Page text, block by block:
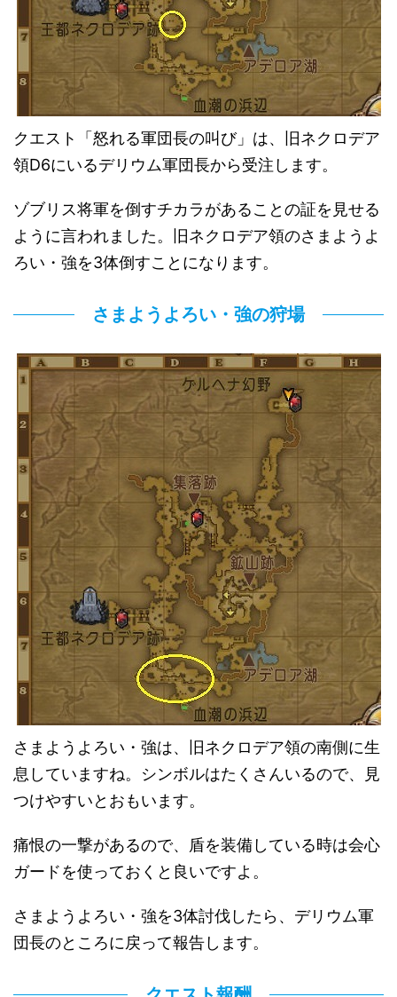
クエスト「怒れる軍団長の叫び」は、旧ネクロデア
領D6にいるデリウム軍団長から受注します。
ゾブリス将軍を倒すチカラがあることの証を見せる
ように言われました。旧ネクロデア領のさまようよ
ろい・強を3体倒すことになります。
さまようよろい・強の狩場
さまようよろい・強は、旧ネクロデア領の南側に生
息していますね。シンボルはたくさんいるので、見
つけやすいとおもいます。
痛恨の一撃があるので、盾を装備している時は会心
ガードを使っておくと良いですよ。
さまようよろい・強を3体討伐したら、デリウム軍
団長のところに戻って報告します。